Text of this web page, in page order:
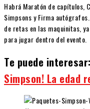
Habrá Maratón de capítulos,
Simpsons y Firma
de retas en las maquinitas,
para jugar dentro del evento.
Te puede interesar:
Simpson! La edad